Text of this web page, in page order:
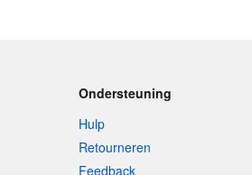
Ondersteuning
Hulp
Retourneren
Feedback